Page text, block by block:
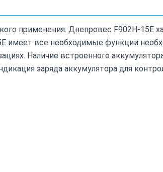
применения. Днепровес F902H-15E
имеет все необходимые функции
Наличие встроенного
заряда аккумулятора для